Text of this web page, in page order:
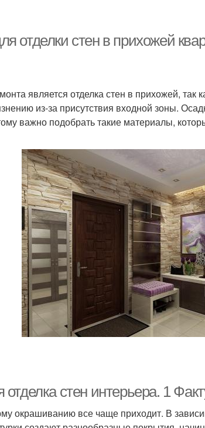
отделки стен в прихожей
является отделка стен в прихожей, так
из-за присутствия входной зоны.
важно подобрать такие материалы,
отделка стен интерьера. 1
окрашиванию все чаще приходит. В